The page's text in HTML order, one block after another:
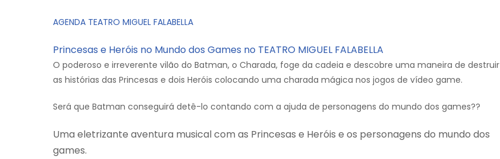
AGENDA TEATRO MIGUEL FALABELLA
Princesas e Heróis no Mundo dos Games no TEATRO MIGUEL FALABELLA
O poderoso e irreverente vilão do Batman, o Charada, foge da cadeia e descobre uma maneira de destruir
as histórias das Princesas e dois Heróis colocando uma charada mágica nos jogos de vídeo game.
Será que Batman conseguirá detê-lo contando com a ajuda de personagens do mundo dos games??
Uma eletrizante aventura musical com as Princesas e Heróis e os personagens do mundo dos
games.